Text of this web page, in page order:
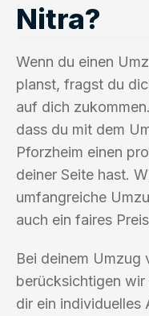
Nitra?
Wenn du einen
planst, fragst du
auf dich
dass du mit dem
Pforzheim einen
deiner Seite hast.
umfangreiche
auch ein faires
Bei deinem Umzug
berücksichtigen
dir ein individuelles